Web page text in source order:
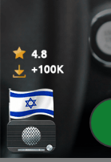
الطب